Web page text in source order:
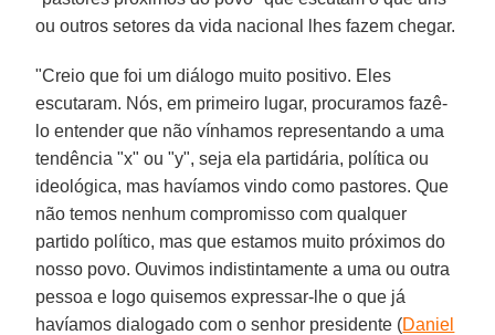
ou outros setores da vida nacional lhes fazem chegar.
"Creio que foi um diálogo muito positivo. Eles
escutaram. Nós, em primeiro lugar, procuramos fazê-
lo entender que não vínhamos representando a uma
tendência "x" ou "y", seja ela partidária, política ou
ideológica, mas havíamos vindo como pastores. Que
não temos nenhum compromisso com qualquer
partido político, mas que estamos muito próximos do
nosso povo. Ouvimos indistintamente a uma ou outra
pessoa e logo quisemos expressar-lhe o que já
havíamos dialogado com o senhor presidente (Daniel